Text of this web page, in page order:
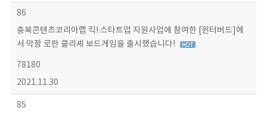
86
충북콘텐츠코리아랩 킥! 스타트업 지원사업에 참여한 [윈터버드]에
서 막장 로판 클리셰 보드게임을 출시했습니다!
78180
2021.11.30
85